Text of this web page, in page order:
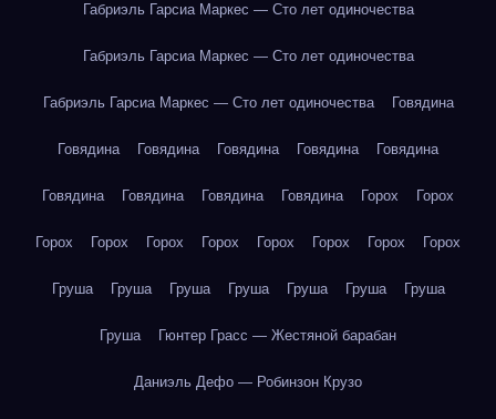
Габриэль Гарсиа Маркес — Сто лет одиночества
Габриэль Гарсиа Маркес — Сто лет одиночества
Габриэль Гарсиа Маркес — Сто лет одиночества Говядина
Говядина Говядина Говядина Говядина Говядина
Говядина Говядина Говядина Говядина Горох Горох
Горох Горох Горох Горох Горох Горох Горох Горох
Груша Груша Груша Груша Груша Груша Груша
Груша Гюнтер Грасс — Жестяной барабан
Даниэль Дефо — Робинзон Крузо